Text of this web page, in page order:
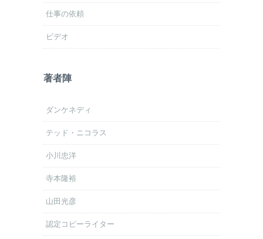
仕事の依頼
ビデオ
著者陣
ダンケネディ
テッド・ニコラス
小川忠洋
寺本隆裕
山田光彦
認定コピーライター